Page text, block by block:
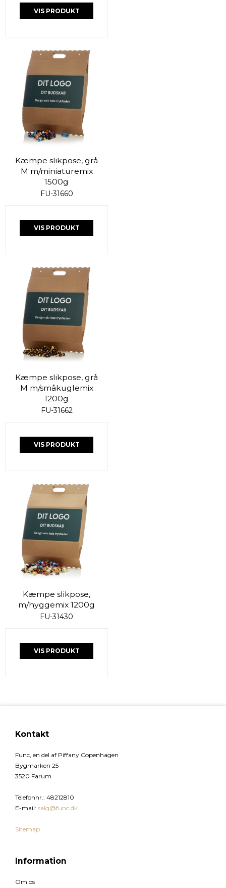
VIS PRODUKT
Kæmpe slikpose, grå
M m/miniaturemix
1500g
FU-31660
VIS PRODUKT
Kæmpe slikpose, grå
M m/småkuglemix
1200g
FU-31662
VIS PRODUKT
Kæmpe slikpose,
m/hyggemix 1200g
FU-31430
VIS PRODUKT
Kontakt
Func, en del af Piffany Copenhagen
Bygmarken 25
3520 Farum
Telefonnr.: 48212810
E-mail: salg@func.dk
Sitemap
Information
Om os